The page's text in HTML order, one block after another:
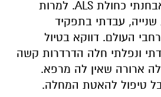
כחולת ALS. למרות
שנייה, עבדתי בתפקיד
העולם. דווקא בטיול
ונפלתי חלה הדרדרות קשה
ארורה שאין לה מרפא.
טיפול להאטת המחלה.